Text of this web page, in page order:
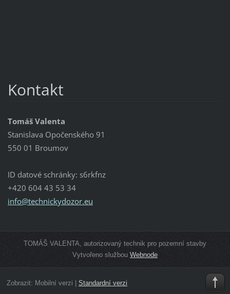
Kontakt
Tomáš Valenta
Stanislava Opočenského 91
550 01 Broumov
ID datové schránky: s6rkfnz
+420 604 43 53 34
info@technickydozor.eu
TOMÁŠ VALENTA, autorizovaný technik pro pozemní stavby
Vytvořeno službou Webnode
Zobrazit: Mobilní verzi Standardní verzi